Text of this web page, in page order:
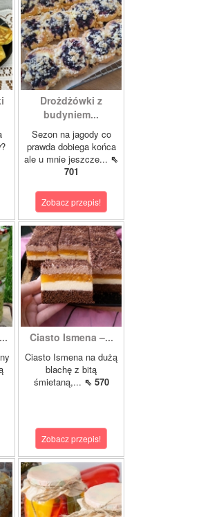
Drożdżówki z
budyniem...
Sezon na jagody co
prawda dobiega końca
ale u mnie jeszcze... ⇖
701
Zobacz przepis!
Ciasto Ismena –...
Ciasto Ismena na dużą
blachę z bitą
śmietaną,... ⇖ 570
Zobacz przepis!